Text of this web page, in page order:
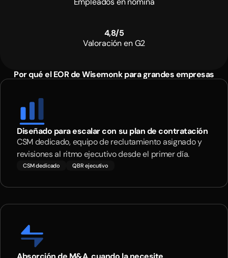
4,8/5
Valoración en G2
Por qué el EOR de Wisemonk para grandes empresas
Diseñado para escalar con su plan de contratación
CSM dedicado, equipo de reclutamiento asignado y
revisiones al ritmo ejecutivo desde el primer día.
CSM dedicado QBR ejecutivo